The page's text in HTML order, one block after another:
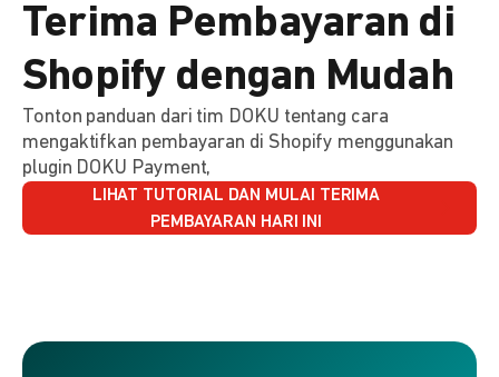
Terima Pembayaran di
Shopify dengan Mudah
Tonton panduan dari tim DOKU tentang cara
mengaktifkan pembayaran di Shopify menggunakan
plugin DOKU Payment,
LIHAT TUTORIAL DAN MULAI TERIMA
PEMBAYARAN HARI INI